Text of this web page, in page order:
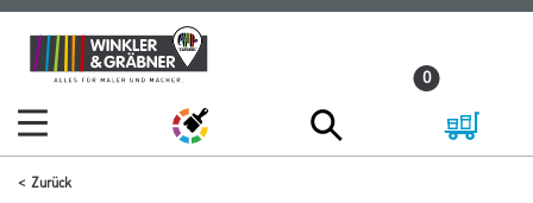
Zum
Inhalt
Zum
Navigationsmenü
0
Zurück